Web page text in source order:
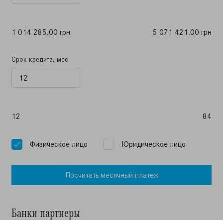
1 014 285.00 грн 5 071 421.00 грн
Срок кредита, мес
12 84
Физическое лицо Юридическое лицо
Посчитать месячный платеж
Банки партнеры